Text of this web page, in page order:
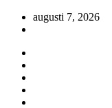
Hoppaaugusti 7, 2026